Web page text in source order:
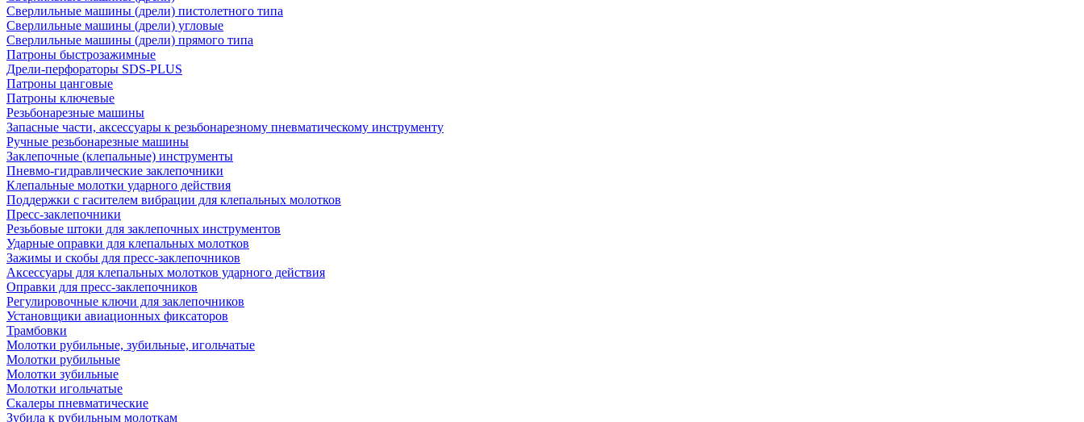
Сверлильные машины (дрели) пистолетного типа
Сверлильные машины (дрели) угловые
Сверлильные машины (дрели) прямого типа
Патроны быстрозажимные
Дрели-перфораторы SDS-PLUS
Патроны цанговые
Патроны ключевые
Резьбонарезные машины
Запасные части, аксессуары к резьбонарезному пневматическому инструменту
Ручные резьбонарезные машины
Заклепочные (клепальные) инструменты
Пневмо-гидравлические заклепочники
Клепальные молотки ударного действия
Поддержки с гасителем вибрации для клепальных молотков
Пресс-заклепочники
Резьбовые штоки для заклепочных инструментов
Ударные оправки для клепальных молотков
Зажимы и скобы для пресс-заклепочников
Аксессуары для клепальных молотков ударного действия
Оправки для пресс-заклепочников
Регулировочные ключи для заклепочников
Установщики авиационных фиксаторов
Трамбовки
Молотки рубильные, зубильные, игольчатые
Молотки рубильные
Молотки зубильные
Молотки игольчатые
Скалеры пневматические
Зубила к рубильным молоткам